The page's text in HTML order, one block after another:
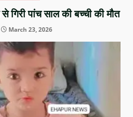
पांच साल की बच्ची की मौत
March 23, 2026